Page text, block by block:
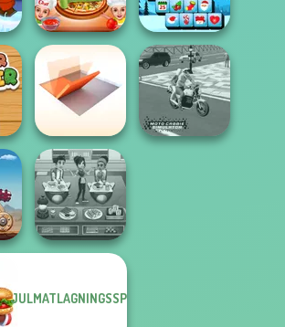
V And N Pizza
Cooking Game
Xmas Mahjong
Trio Solitaire
Folding Blocks
Puzzle
Cooking Cafe
JULMATLAGNINGSSPEL